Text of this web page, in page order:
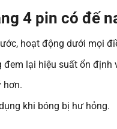
4 pin có đế
hoạt động dưới mọi
lại hiệu suất ổn định
hơn.
khi bóng bị hư hỏng.